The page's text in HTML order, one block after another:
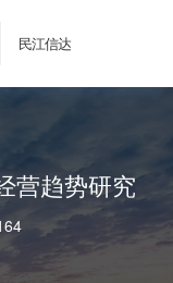
民江信达
营趋势研究